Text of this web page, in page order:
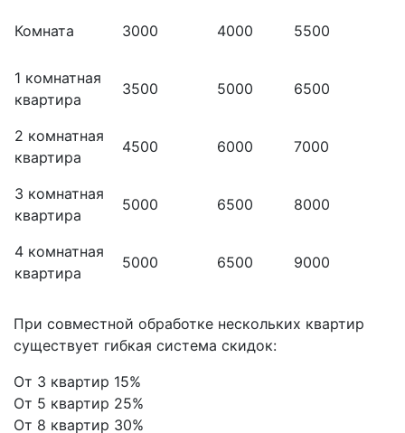
Комната 3000 4000 5500
1 комнатная
квартира
3500 5000 6500
2 комнатная
квартира
4500 6000 7000
3 комнатная
квартира
5000 6500 8000
4 комнатная
квартира
5000 6500 9000
При совместной обработке нескольких квартир
существует гибкая система скидок:
От 3 квартир 15%
От 5 квартир 25%
От 8 квартир 30%